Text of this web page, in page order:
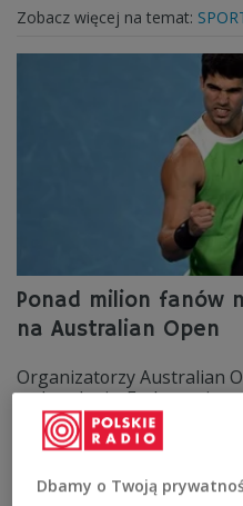
Zobacz więcej na temat:
Ponad milion fanów
na Australian Open
Organizatorzy Australian
zadowolenia. Frekwencja
turnieju przebiła każdą z
Zmagania najlepszych
Zobacz więcej na temat:
Dbamy o Twoją